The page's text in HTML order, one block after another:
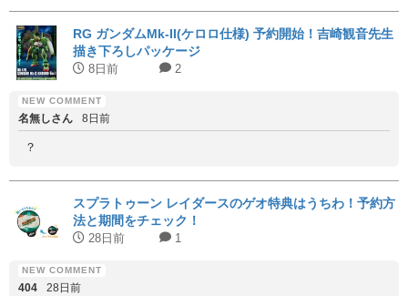
RG ガンダムMk-II(ケロロ仕様) 予約開始！吉崎観音先生
描き下ろしパッケージ
8日前 2
名無しさん 8日前
？
スプラトゥーン レイダースのゲオ特典はうちわ！予約方
法と期間をチェック！
28日前 1
404 28日前